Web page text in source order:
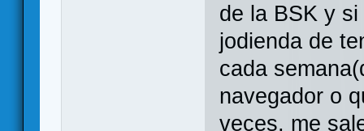
de la BSK y
jodienda de
cada
navegador o
veces, me